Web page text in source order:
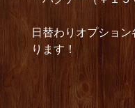
日替わりオプショ
ります！